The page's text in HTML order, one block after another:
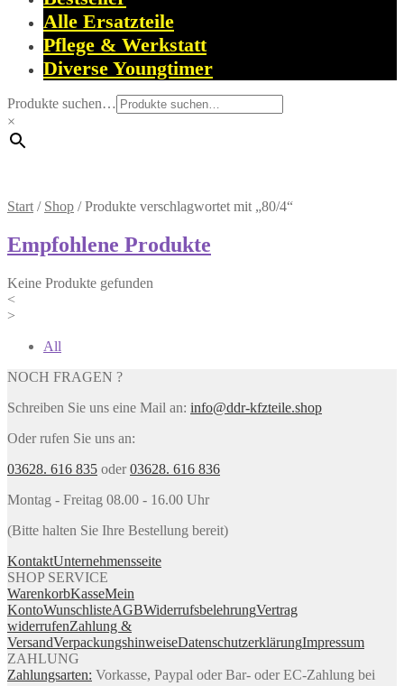
Alle Ersatzteile
Pflege & Werkstatt
Diverse Youngtimer
Produkte suchen…
×
Start / Shop /Produkte verschlagwortet mit „80/4“
Empfohlene Produkte
Keine Produkte gefunden
<
>
All
NOCH FRAGEN ?
Schreiben Sie uns eine Mail an: info@ddr-kfzteile.shop
Oder rufen Sie uns an:
03628. 616 835 oder03628. 616 836
Montag - Freitag 08.00 - 16.00 Uhr
(Bitte halten Sie Ihre Bestellung bereit)
KontaktUnternehmensseite
SHOP SERVICE
WarenkorbKasseMein
KontoWunschlisteAGBWiderrufsbelehrungVertrag
widerrufenZahlung &
VersandVerpackungshinweiseDatenschutzerklärungImpressum
ZAHLUNG
Zahlungsarten: Vorkasse, Paypal oder Bar- oder EC-Zahlung bei